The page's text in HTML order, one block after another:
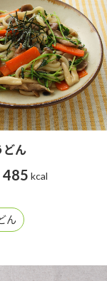
どん
485 kcal
ん